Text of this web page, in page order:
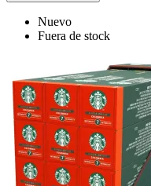
Nuevo
Fuera de stock